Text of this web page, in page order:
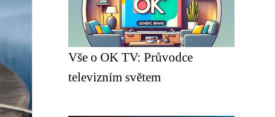
Vše o OK TV: Průvodce
televizním světem